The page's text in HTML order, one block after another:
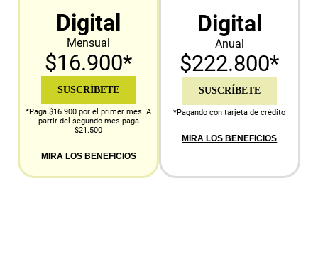
Digital
Mensual
$16.900*
SUSCRÍBETE
*Paga $16.900 por el primer mes. A
partir del segundo mes paga
$21.500
MIRA LOS BENEFICIOS
Digital
Anual
$222.800*
SUSCRÍBETE
*Pagando con tarjeta de crédito
MIRA LOS BENEFICIOS